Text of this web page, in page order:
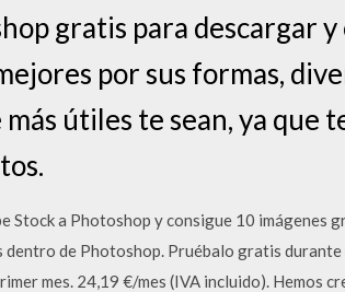
gratis para descargar
por sus formas,
más útiles te sean, ya
Stock a Photoshop y consigue 10 imágenes
de Photoshop. Pruébalo gratis durante
mes. 24,19 €/mes (IVA incluido). Hemos